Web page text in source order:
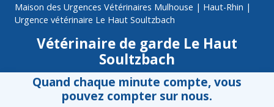
Maison des Urgences Vétérinaires Mulhouse | Haut-Rhin |
Urgence vétérinaire Le Haut Soultzbach
Vétérinaire de garde Le Haut
Soultzbach
Quand chaque minute compte, vous
pouvez compter sur nous.